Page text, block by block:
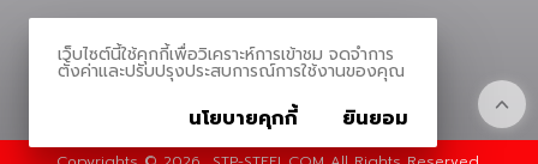
เว็บไซต์นี้ใช้คุกกี้เพื่อวิเคราะห์การเข้าชม จดจำการ
ตั้งค่าและปรับปรุงประสบการณ์การใช้งานของคุณ
นโยบายคุกกี้ ยินยอม